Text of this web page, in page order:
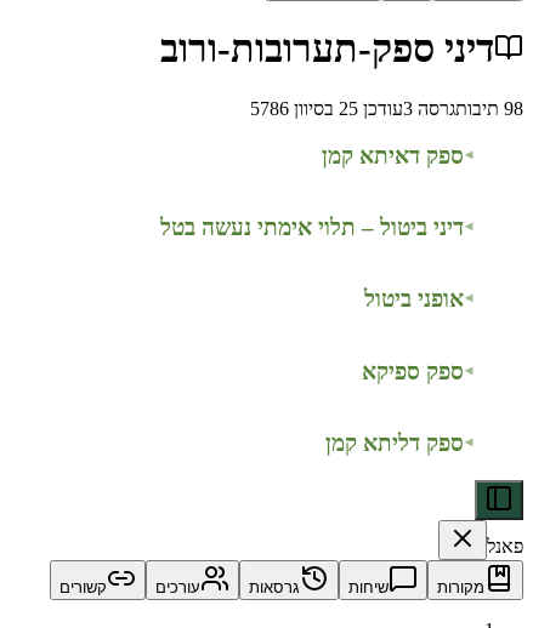
דיני ספק-תערובות-ורוב
98 תיבותגרסה 3עודכן 25 בסיוון 5786
ספק דאיתא קמן
דיני ביטול – תלוי אימתי נעשה בטל
אופני ביטול
ספק ספיקא
ספק דליתא קמן
פאנל
מקורות שיחות גרסאות עורכים קשורים